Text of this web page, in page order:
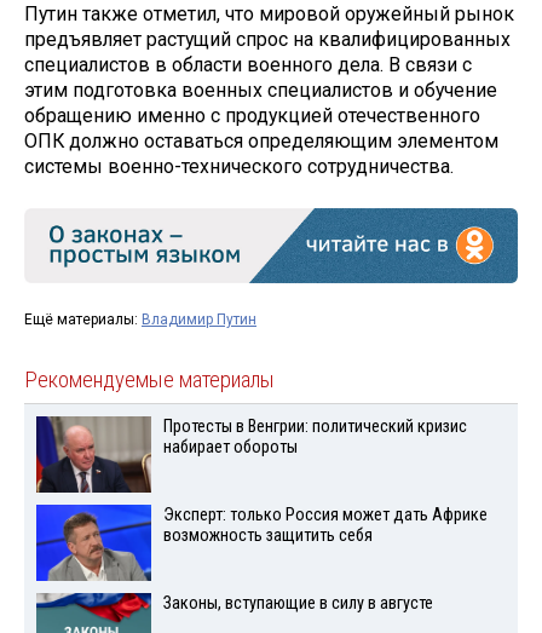
Путин также отметил, что мировой оружейный рынок
предъявляет растущий спрос на квалифицированных
специалистов в области военного дела. В связи с
этим подготовка военных специалистов и обучение
обращению именно с продукцией отечественного
ОПК должно оставаться определяющим элементом
системы военно-технического сотрудничества.
Ещё материалы: Владимир Путин
Рекомендуемые материалы
Протесты в Венгрии: политический кризис
набирает обороты
Эксперт: только Россия может дать Африке
возможность защитить себя
Законы, вступающие в силу в августе